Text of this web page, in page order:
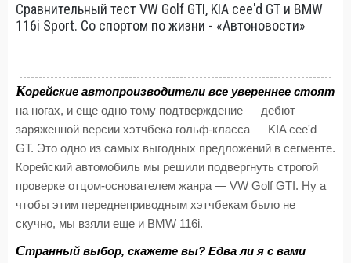
Сравнительный тест VW Golf GTI, KIA cee'd GT и BMW
116i Sport. Со спортом по жизни - «Автоновости»
Корейские автопроизводители все увереннее стоят
на ногах, и еще одно тому подтверждение — дебют
заряженной версии хэтчбека гольф-класса — KIA cee'd
GT. Это одно из самых выгодных предложений в сегменте.
Корейский автомобиль мы решили подвергнуть строгой
проверке отцом-основателем жанра — VW Golf GTI. Ну а
чтобы этим переднеприводным хэтчбекам было не
скучно, мы взяли еще и BMW 116i.
Странный выбор, скажете вы? Едва ли я с вами